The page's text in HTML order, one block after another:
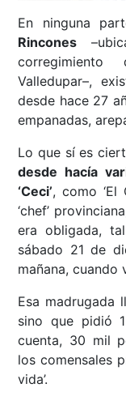
En ninguna
Rincones
Valledupar–,
desde hace 27
empanadas,
Lo que sí es
desde hacía
‘Ceci’, como ‘El
‘chef’
era obligada,
sábado 21 de
mañana, cuando
Esa madrugada
sino que pidió
cuenta, 30 mil
los comensales
vida’.